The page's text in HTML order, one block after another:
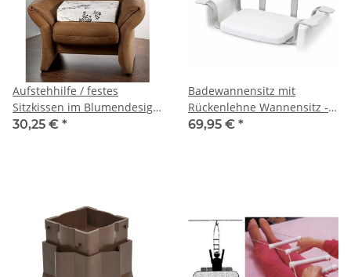
Aufstehhilfe / festes
Sitzkissen im Blumendesign,
10 cm dick
30,25 € *
Badewannensitz mit
Rückenlehne Wannensitz -
150 kg belastbar
69,95 € *